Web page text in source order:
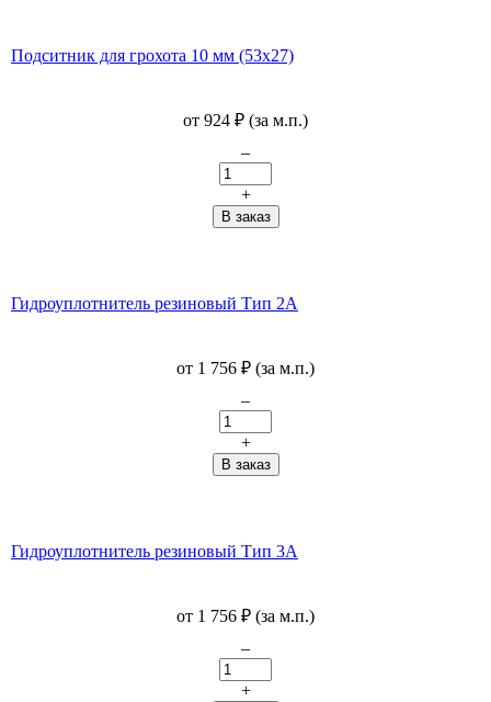
Подситник для грохота 10 мм (53х27)
от 924 ₽ (за м.п.)
–
+
Гидроуплотнитель резиновый Тип 2А
от 1 756 ₽ (за м.п.)
–
+
Гидроуплотнитель резиновый Тип 3А
от 1 756 ₽ (за м.п.)
–
+